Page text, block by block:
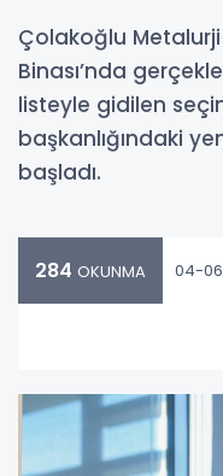
Çolakoğlu Metalurji
Binası’nda
listeyle gidilen
başkanlığındaki
başladı.
284 OKUNMA 04-